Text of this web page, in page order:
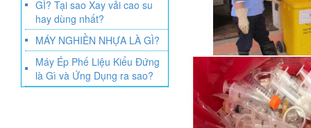
GÌ? Tại sao Xay vải cao su
hay dùng nhất?
MÁY NGHIỀN NHỰA LÀ GÌ?
Máy Ép Phế Liệu Kiểu Đứng
là Gì và Ứng Dụng ra sao?